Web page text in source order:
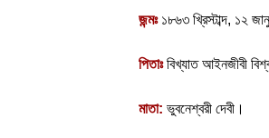
জন্মঃ ১৮৬৩ খ্রিস্টাব্দ, ১২
পিতাঃ বিখ্যাত আইনজীবী
মাতা: ভুবনেশ্বরী দেবী।